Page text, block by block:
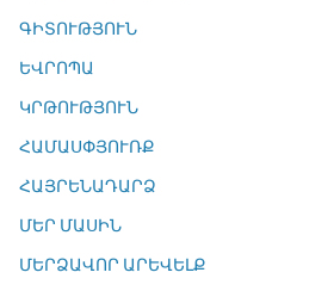
ԳԻՏՈՒԹՅՈՒՆ
ԵՎՐՈՊԱ
ԿՐԹՈՒԹՅՈՒՆ
ՀԱՄԱՍՓՅՈՒՌՔ
ՀԱՅՐԵՆԱԴԱՐՁ
ՄԵՐ ՄԱՍԻՆ
ՄԵՐՁԱՎՈՐ ԱՐԵՎԵԼՔ